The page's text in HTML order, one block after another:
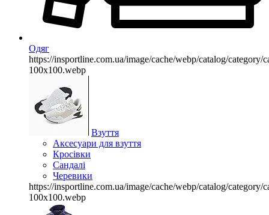
Одяг
https://insportline.com.ua/image/cache/webp/catalog/category/
100x100.webp
Взуття
Аксесуари для взуття
Кросівки
Сандалі
Черевики
https://insportline.com.ua/image/cache/webp/catalog/category/
100x100.webp